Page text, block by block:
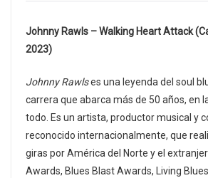
Johnny Rawls – Walking Heart Attack
2023)
Johnny Rawlses una leyenda del soul
carrera que abarca más de 50 años, en
todo. Es un artista, productor musical y
reconocido internacionalmente, que
giras por América del Norte y el
Awards, Blues Blast Awards, Living